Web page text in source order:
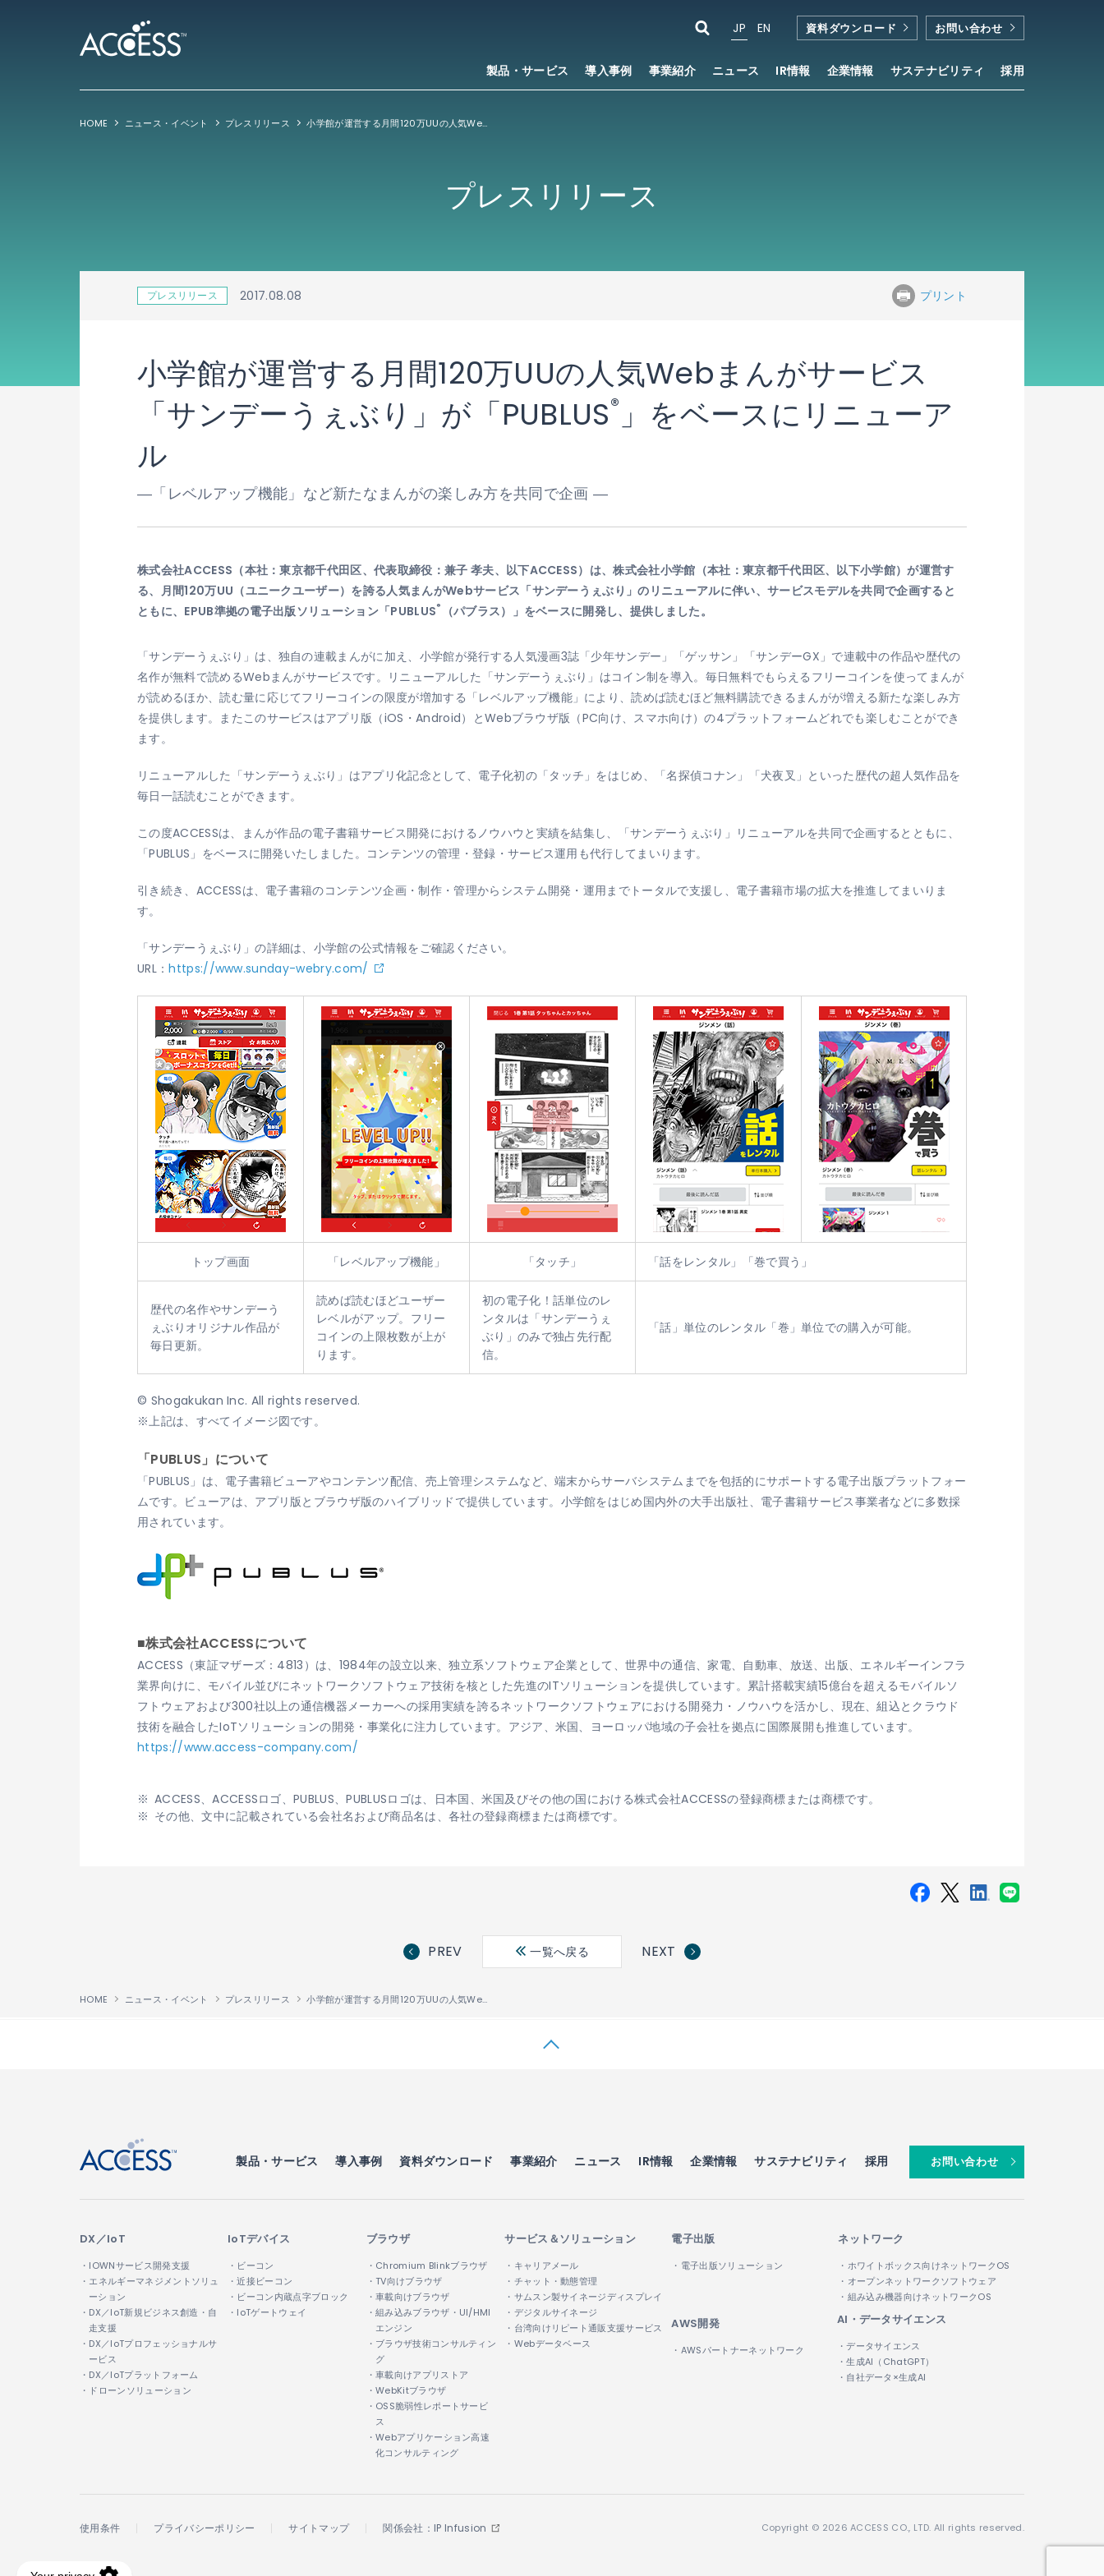
製品・サービス 導入事例 事業紹介 ニュース IR情報 企業情報 サステナビリティ 採用
JP EN 資料ダウンロード お問い合わせ
HOME ニュース・イベント プレスリリース 小学館が運営する月間120万UUの人気Webまんがサービス「サンデーうぇぶり」が「PUBLUS
プレスリリース
プレスリリース 2017.08.08 プリント
小学館が運営する月間120万UUの人気Webまんがサービス
「サンデーうぇぶり」が「PUBLUS® 」をベースにリニューア
ル
―「レベルアップ機能」など新たなまんがの楽しみ方を共同で企画 ―
株式会社ACCESS（本社：東京都千代田区、代表取締役：兼子 孝夫、以下ACCESS）は、株式会社小学館（本社：東京都千代田区、以下小学館）が運営す
る、月間120万UU（ユニークユーザー）を誇る人気まんがWebサービス「サンデーうぇぶり」のリニューアルに伴い、サービスモデルを共同で企画すると
ともに、EPUB準拠の電子出版ソリューション「PUBLUS® （パブラス）」をベースに開発し、提供しました。
「サンデーうぇぶり」は、独自の連載まんがに加え、小学館が発行する人気漫画3誌「少年サンデー」「ゲッサン」「サンデーGX」で連載中の作品や歴代の
名作が無料で読めるWebまんがサービスです。リニューアルした「サンデーうぇぶり」はコイン制を導入。毎日無料でもらえるフリーコインを使ってまんが
が読めるほか、読む量に応じてフリーコインの限度が増加する「レベルアップ機能」により、読めば読むほど無料購読できるまんがが増える新たな楽しみ方
を提供します。またこのサービスはアプリ版（iOS・Android）とWebブラウザ版（PC向け、スマホ向け）の4プラットフォームどれでも楽しむことができ
ます。
リニューアルした「サンデーうぇぶり」はアプリ化記念として、電子化初の「タッチ」をはじめ、「名探偵コナン」「犬夜叉」といった歴代の超人気作品を
毎日一話読むことができます。
この度ACCESSは、まんが作品の電子書籍サービス開発におけるノウハウと実績を結集し、「サンデーうぇぶり」リニューアルを共同で企画するとともに、
「PUBLUS」をベースに開発いたしました。コンテンツの管理・登録・サービス運用も代行してまいります。
引き続き、ACCESSは、電子書籍のコンテンツ企画・制作・管理からシステム開発・運用までトータルで支援し、電子書籍市場の拡大を推進してまいりま
す。
「サンデーうぇぶり」の詳細は、小学館の公式情報をご確認ください。
URL：https://www.sunday-webry.com/
トップ画面 「レベルアップ機能」 「タッチ」 「話をレンタル」「巻で買う」
歴代の名作やサンデーう
ぇぶりオリジナル作品が
毎日更新。
読めば読むほどユーザー
レベルがアップ。フリー
コインの上限枚数が上が
ります。
初の電子化！話単位のレ
ンタルは「サンデーうぇ
ぶり」のみで独占先行配
信。
「話」単位のレンタル「巻」単位での購入が可能。
© Shogakukan Inc. All rights reserved.
※上記は、すべてイメージ図です。
「PUBLUS」について
「PUBLUS」は、電子書籍ビューアやコンテンツ配信、売上管理システムなど、端末からサーバシステムまでを包括的にサポートする電子出版プラットフォー
ムです。ビューアは、アプリ版とブラウザ版のハイブリッドで提供しています。小学館をはじめ国内外の大手出版社、電子書籍サービス事業者などに多数採
用されています。
■株式会社ACCESSについて
ACCESS（東証マザーズ：4813）は、1984年の設立以来、独立系ソフトウェア企業として、世界中の通信、家電、自動車、放送、出版、エネルギーインフラ
業界向けに、モバイル並びにネットワークソフトウェア技術を核とした先進のITソリューションを提供しています。累計搭載実績15億台を超えるモバイルソ
フトウェアおよび300社以上の通信機器メーカーへの採用実績を誇るネットワークソフトウェアにおける開発力・ノウハウを活かし、現在、組込とクラウド
技術を融合したIoTソリューションの開発・事業化に注力しています。アジア、米国、ヨーロッパ地域の子会社を拠点に国際展開も推進しています。
https://www.access-company.com/
ACCESS、ACCESSロゴ、PUBLUS、PUBLUSロゴは、日本国、米国及びその他の国における株式会社ACCESSの登録商標または商標です。
その他、文中に記載されている会社名および商品名は、各社の登録商標または商標です。
PREV 一覧へ戻る NEXT
HOME ニュース・イベント プレスリリース 小学館が運営する月間120万UUの人気Webまんがサービス「サンデーうぇぶり」が「PUBLUS
製品・サービス 導入事例 資料ダウンロード 事業紹介 ニュース IR情報 企業情報 サステナビリティ 採用 お問い合わせ
DX／IoT
・IOWNサービス開発支援
・エネルギーマネジメントソリュ
ーション
・DX／IoT新規ビジネス創造・自
走支援
・DX／IoTプロフェッショナルサ
ービス
・DX／IoTプラットフォーム
・ドローンソリューション
IoTデバイス
・ビーコン
・近接ビーコン
・ビーコン内蔵点字ブロック
・IoTゲートウェイ
ブラウザ
・Chromium Blinkブラウザ
・TV向けブラウザ
・車載向けブラウザ
・組み込みブラウザ・UI/HMI
エンジン
・ブラウザ技術コンサルティン
グ
・車載向けアプリストア
・WebKitブラウザ
・OSS脆弱性レポートサービ
ス
・Webアプリケーション高速
化コンサルティング
サービス＆ソリューション
・キャリアメール
・チャット・動態管理
・サムスン製サイネージディスプレイ
・デジタルサイネージ
・台湾向けリピート通販支援サービス
・Webデータベース
電子出版
・電子出版ソリューション
ネットワーク
・ホワイトボックス向けネットワークOS
・オープンネットワークソフトウェア
・組み込み機器向けネットワークOS
AWS開発
・AWSパートナーネットワーク
AI・データサイエンス
・データサイエンス
・生成AI（ChatGPT）
・自社データ×生成AI
使用条件 プライバシーポリシー サイトマップ 関係会社：IP Infusion Copyright © 2026 ACCESS CO., LTD. All rights reserved.